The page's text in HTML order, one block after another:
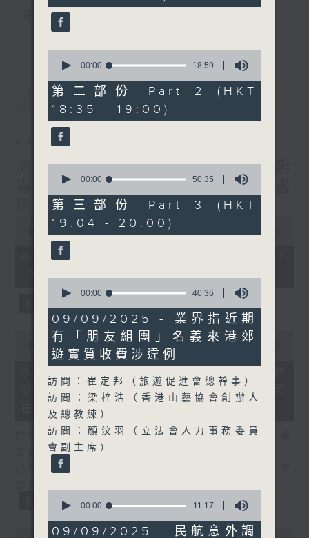
聲音更立體 意見更多元
1872311 始終如一
香港電台公共事務組
讚好Like「RTHK 香港電台公共事務組
Facebook專頁
最新 LATEST
07/08/2026
流動圖書館使用人數參差 申訴
專員主動調查康文署三項圖書
館服務
seconds
07/08/2026 - 足本 Full (HKT
17:00 - 18:00)
seconds
minutes,
seconds
00:00
07/08/2026 - 流動圖書館使用人數
參差 申訴專員主動調查康文署三項圖
書館服務
訪問：何敬康（立法會民政及文化體育事務委員
會副主席）
訪問：董健莉（沙田區議會社區參與及文化康樂
seconds
seconds
18
minutes,
59
seconds
00:00 18:59
第二部份 Part 2 (HKT
18:35 - 19:00)
seconds
50
minutes,
35
seconds
00:00 50:35
第三部份 Part 3 (HKT
19:04 - 20:00)
seconds
40
minutes,
36
seconds
00:00 40:36
09/09/2025 - 業界指近期
有「朋友組團」名義來港郊
遊實質收費涉違例
訪問：崔定邦（旅遊促進會總幹事）
訪問：梁梓浩（香港山藝協會創辦人
及總教練）
訪問：顏汶羽（立法會人力事務委員
會副主席）
seconds
11
00:00 11:17
09/09/2025 - 民航意外調